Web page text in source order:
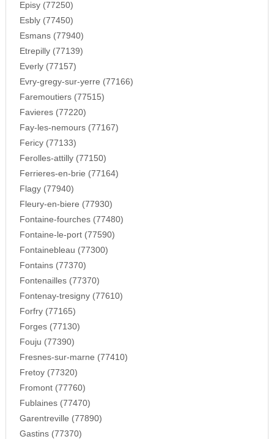
Episy (77250)
Esbly (77450)
Esmans (77940)
Etrepilly (77139)
Everly (77157)
Evry-gregy-sur-yerre (77166)
Faremoutiers (77515)
Favieres (77220)
Fay-les-nemours (77167)
Fericy (77133)
Ferolles-attilly (77150)
Ferrieres-en-brie (77164)
Flagy (77940)
Fleury-en-biere (77930)
Fontaine-fourches (77480)
Fontaine-le-port (77590)
Fontainebleau (77300)
Fontains (77370)
Fontenailles (77370)
Fontenay-tresigny (77610)
Forfry (77165)
Forges (77130)
Fouju (77390)
Fresnes-sur-marne (77410)
Fretoy (77320)
Fromont (77760)
Fublaines (77470)
Garentreville (77890)
Gastins (77370)